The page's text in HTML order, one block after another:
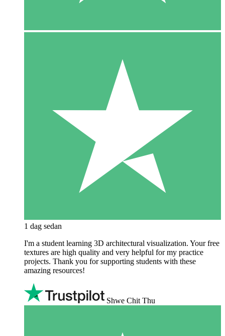
1 dag sedan
I'm a student learning 3D architectural visualization. Your free
textures are high quality and very helpful for my practice
projects. Thank you for supporting students with these
amazing resources!
Shwe Chit Thu